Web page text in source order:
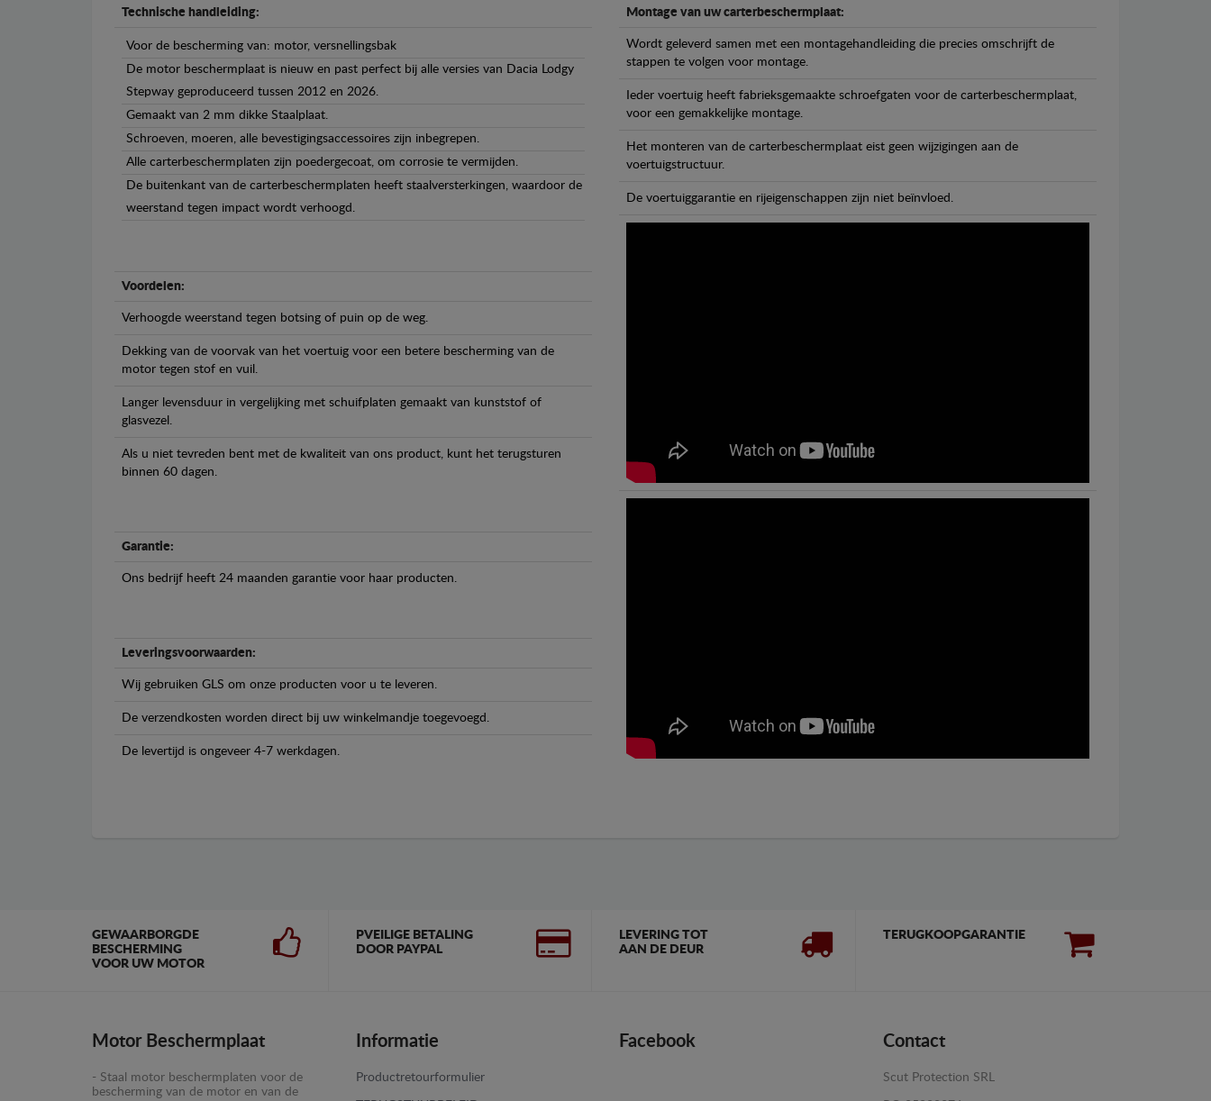
Technische handleiding:
Voor de bescherming van: motor, versnellingsbak
De motor beschermplaat is nieuw en past perfect bij alle versies van Dacia Lodgy
Stepway geproduceerd tussen 2012 en 2026.
Gemaakt van 2 mm dikke Staalplaat.
Schroeven, moeren, alle bevestigingsaccessoires zijn inbegrepen.
Alle carterbeschermplaten zijn poedergecoat, om corrosie te vermijden.
De buitenkant van de carterbeschermplaten heeft staalversterkingen, waardoor de
weerstand tegen impact wordt verhoogd.
Voordelen:
Verhoogde weerstand tegen botsing of puin op de weg.
Dekking van de voorvak van het voertuig voor een betere bescherming van de
motor tegen stof en vuil.
Langer levensduur in vergelijking met schuifplaten gemaakt van kunststof of
glasvezel.
Als u niet tevreden bent met de kwaliteit van ons product, kunt het terugsturen
binnen 60 dagen.
Garantie:
Ons bedrijf heeft 24 maanden garantie voor haar producten.
Leveringsvoorwaarden:
Wij gebruiken GLS om onze producten voor u te leveren.
De verzendkosten worden direct bij uw winkelmandje toegevoegd.
De levertijd is ongeveer 4-7 werkdagen.
Montage van uw carterbeschermplaat:
Wordt geleverd samen met een montagehandleiding die precies omschrijft de
stappen te volgen voor montage.
Ieder voertuig heeft fabrieksgemaakte schroefgaten voor de carterbeschermplaat,
voor een gemakkelijke montage.
Het monteren van de carterbeschermplaat eist geen wijzigingen aan de
voertuigstructuur.
De voertuiggarantie en rijeigenschappen zijn niet beïnvloed.
GEWAARBORGDE
BESCHERMING
VOOR UW MOTOR
PVEILIGE BETALING
DOOR PAYPAL
LEVERING TOT
AAN DE DEUR
TERUGKOOPGARANTIE
Motor Beschermplaat
- Staal motor beschermplaten voor de
bescherming van de motor en van de
Informatie
Productretourformulier
Facebook Contact
Scut Protection SRL